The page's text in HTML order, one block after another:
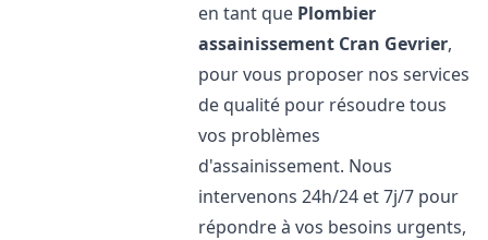
en tant que Plombier
assainissement Cran Gevrier,
pour vous proposer nos services
de qualité pour résoudre tous
vos problèmes
d'assainissement. Nous
intervenons 24h/24 et 7j/7 pour
répondre à vos besoins urgents,